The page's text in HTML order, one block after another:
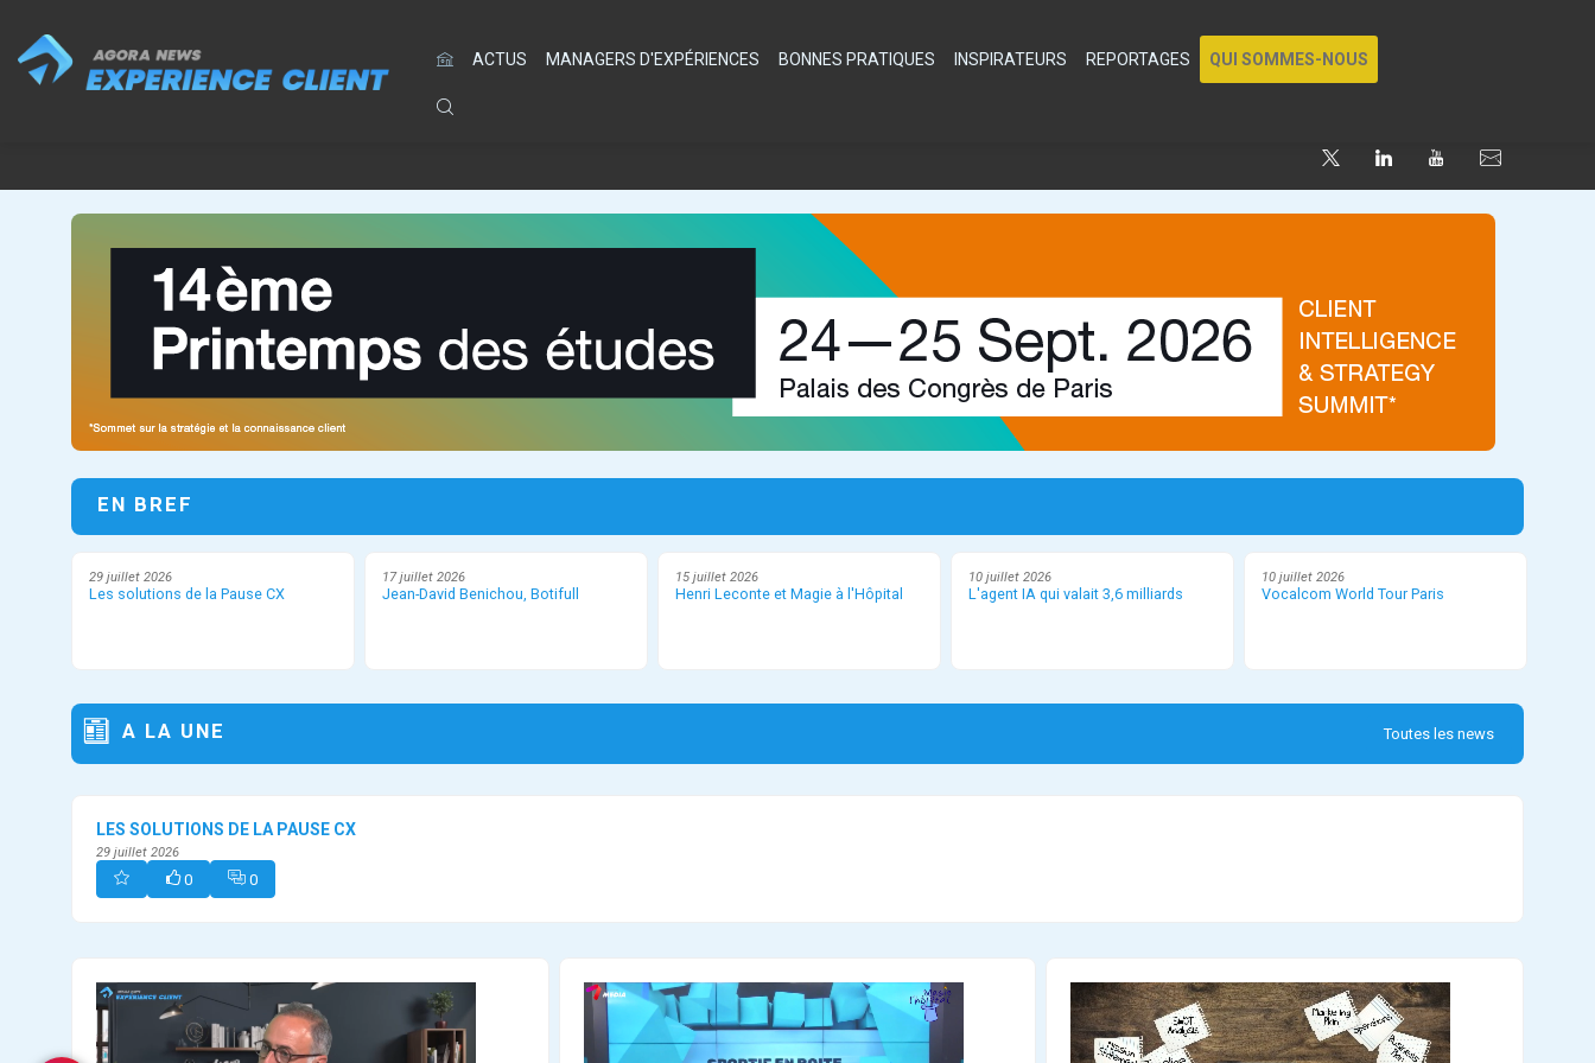
ACTUS MANAGERS D'EXPÉRIENCES BONNES PRATIQUES INSPIRATEURS REPORTAGES QUI SOMMES-NOUS
EN BREF
29 juillet 2026
Les solutions de la Pause CX
17 juillet 2026
Jean-David Benichou, Botifull
15 juillet 2026
Henri Leconte et Magie à l'Hôpital
10 juillet 2026
L'agent IA qui valait 3,6 milliards
10 juillet 2026
Vocalcom World Tour Paris
A LA UNE Toutes les news
LES SOLUTIONS DE LA PAUSE CX
29 juillet 2026
0 0